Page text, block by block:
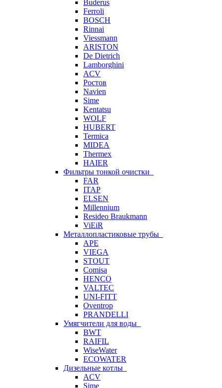
Buderus
Ferroli
BOSCH
Rinnai
Viessmann
ARISTON
De Dietrich
Lamborghini
ACV
Ростов
Navien
Sime
Kentatsu
WOLF
HUBERT
Termica
MIDEA
Thermex
HAIER
Фильтры тонкой очистки
FAR
ITAP
ELSEN
Millennium
Resideo Braukmann
ViEiR
Металлопластиковые трубы
APE
VIEGA
STOUT
Comisa
HENCO
VALTEC
UNI-FITT
Oventrop
PRANDELLI
Умягчители для воды
BWT
RAIFIL
WiseWater
ECOWATER
Дизельные котлы
ACV
Sime